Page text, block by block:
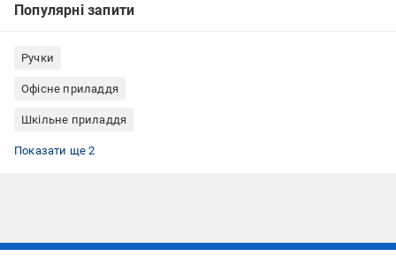
Популярні запити
Ручки
Офісне приладдя
Шкільне приладдя
Показати ще 2